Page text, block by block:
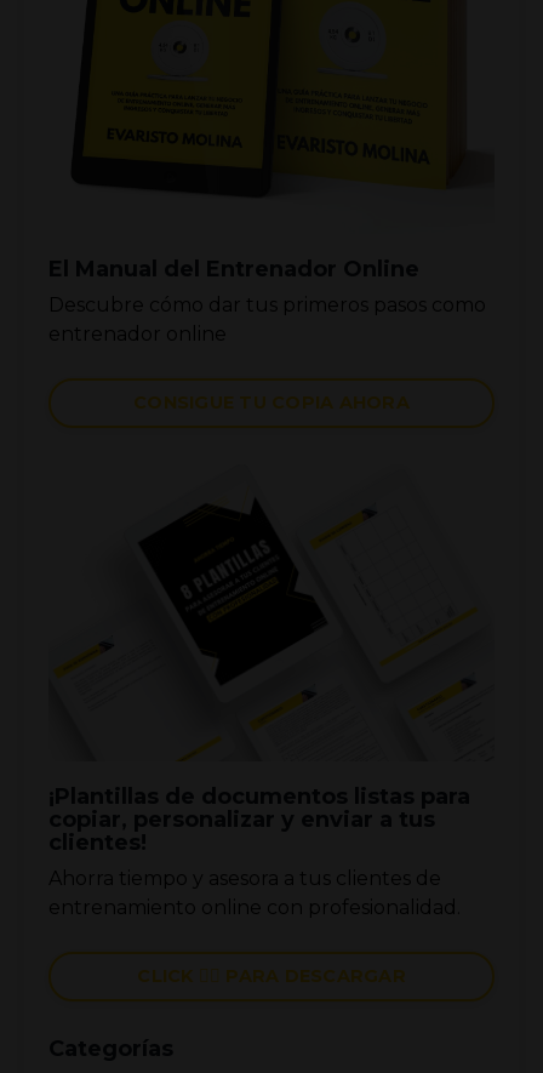
Descubre cómo dar tus primeros pasos como
entrenador online
CONSIGUE TU COPIA AHORA
Ahorra tiempo y asesora a tus clientes de
entrenamiento online con profesionalidad.
CLICK 👉🏼 PARA DESCARGAR